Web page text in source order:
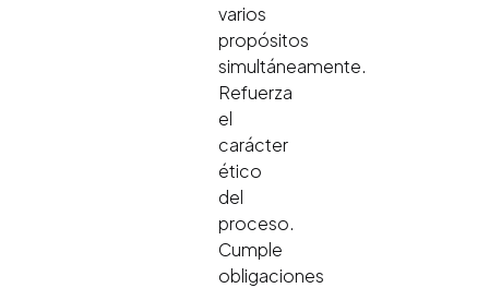
varios
propósitos
simultáneamente.
Refuerza
el
carácter
ético
del
proceso.
Cumple
obligaciones